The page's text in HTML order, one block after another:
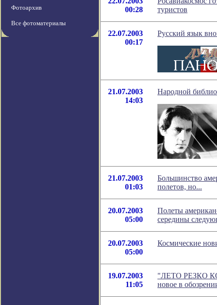
Фотоархив
Все фотоматериалы
00:28
туристов
22.07.2003
00:17
Русский язык
21.07.2003
14:03
Народной
21.07.2003
01:03
Большинство
полетов, но...
20.07.2003
05:00
Полеты
середины
20.07.2003
05:00
Космические
19.07.2003
11:05
"ЛЕТО РЕЗКО
новое в